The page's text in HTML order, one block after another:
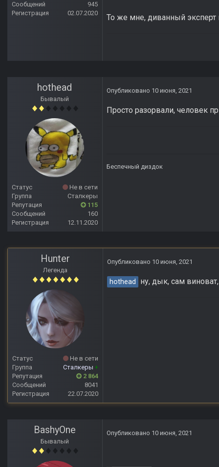
Сообщений
945
Регистрация
02.07.2020 То же мне, диванный
hothead
Бывалый
Статус
Не в сети
Группа
Сталкеры
Репутация
115
Сообщений
160
Регистрация
12.11.2020
Опубликовано 10 июня, 2021
Просто разорвали, человек
Беспечный диздок
Hunter
Легенда
Статус
Не в сети
Группа
Сталкеры +
Репутация
2 864
Сообщений
8041
Регистрация
22.07.2020
Опубликовано 10 июня, 2021
hothead ну, дык, сам
BashyOne
Бывалый
Опубликовано 10 июня, 2021